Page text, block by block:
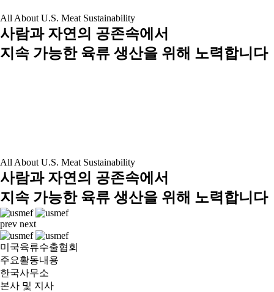
All About U.S. Meat Sustainability
사람과 자연의 공존속에서
지속 가능한 육류 생산을 위해 노력합니다
All About U.S. Meat Sustainability
사람과 자연의 공존속에서
지속 가능한 육류 생산을 위해 노력합니다
prev next
미국육류수출협회
주요활동내용
한국사무소
본사 및 지사